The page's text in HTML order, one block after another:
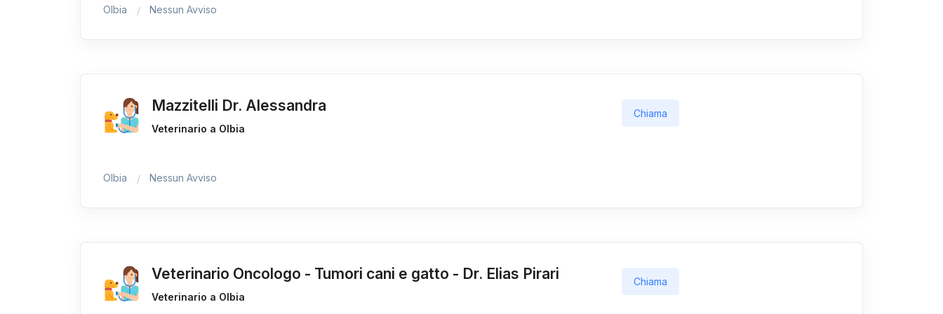
Olbia Nessun Avviso
Mazzitelli Dr. Alessandra
Veterinario a Olbia
Chiama
Olbia Nessun Avviso
Veterinario Oncologo - Tumori cani e gatto - Dr. Elias Pirari
Veterinario a Olbia
Chiama